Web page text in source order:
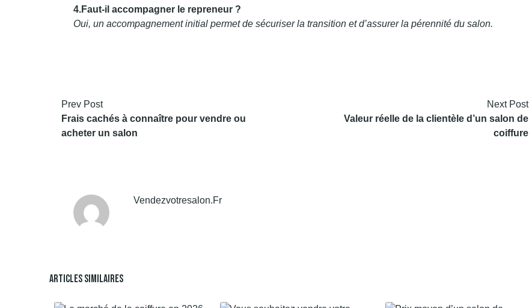
4.Faut-il accompagner le repreneur ?
Oui, un accompagnement initial permet de sécuriser la transition et d’assurer la pérennité du salon.
Prev Post
Frais cachés à connaître pour vendre ou
acheter un salon
Next Post
Valeur réelle de la clientèle d’un salon de
coiffure
Vendezvotresalon.fr
Articles Similaires